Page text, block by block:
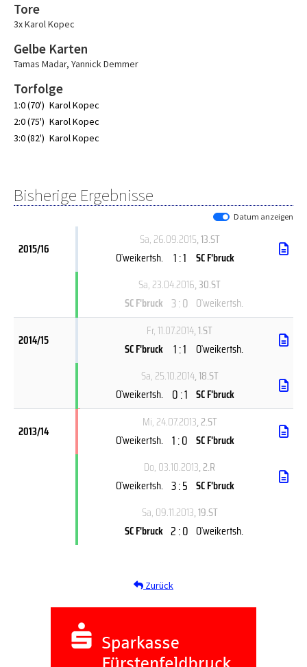
Tore
3x Karol Kopec
Gelbe Karten
Tamas Madar, Yannick Demmer
Torfolge
1:0 (70') Karol Kopec
2:0 (75') Karol Kopec
3:0 (82') Karol Kopec
Bisherige Ergebnisse
Datum anzeigen
2015/16
Sa, 26.09.2015, 13.ST
O`weikertsh.
1 : 1
SC F'bruck
Sa, 23.04.2016, 30.ST
SC F'bruck 3 : 0 O`weikertsh.
2014/15
Fr, 11.07.2014, 1.ST
SC F'bruck
1 : 1
O`weikertsh.
Sa, 25.10.2014, 18.ST
O`weikertsh. 0 : 1 SC F'bruck
2013/14
Mi, 24.07.2013, 2.ST
O`weikertsh. 1 : 0 SC F'bruck
Do, 03.10.2013, 2.R
O`weikertsh. 3 : 5 SC F'bruck
Sa, 09.11.2013, 19.ST
SC F'bruck 2 : 0 O`weikertsh.
Zurück